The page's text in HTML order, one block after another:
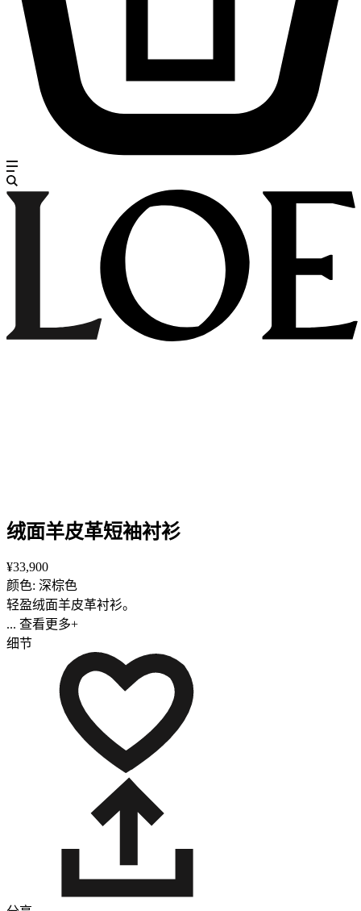
绒面羊皮革短袖衬衫
¥33,900
颜色: 深棕色
轻盈绒面羊皮革衬衫。
... 查看更多+
细节